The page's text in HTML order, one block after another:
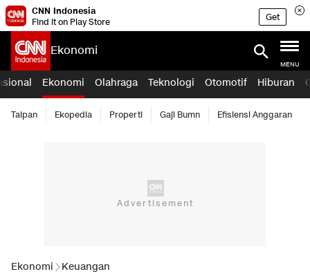
CNN Indonesia
Find it on Play Store
Get
Ekonomi
MENU
Ekonomi Olahraga Teknologi Otomotif Hiburan
Taipan Ekopedia Properti Gaji Bumn Efisiensi Anggaran
Ekonomi Keuangan